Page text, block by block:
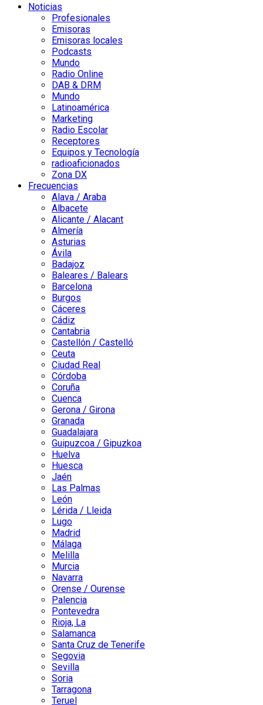
Noticias
Profesionales
Emisoras
Emisoras locales
Podcasts
Mundo
Radio Online
DAB & DRM
Mundo
Latinoamérica
Marketing
Radio Escolar
Receptores
Equipos y Tecnología
radioaficionados
Zona DX
Frecuencias
Alava / Araba
Albacete
Alicante / Alacant
Almería
Asturias
Ávila
Badajoz
Baleares / Balears
Barcelona
Burgos
Cáceres
Cádiz
Cantabria
Castellón / Castelló
Ceuta
Ciudad Real
Córdoba
Coruña
Cuenca
Gerona / Girona
Granada
Guadalajara
Guipuzcoa / Gipuzkoa
Huelva
Huesca
Jaén
Las Palmas
León
Lérida / Lleida
Lugo
Madrid
Málaga
Melilla
Murcia
Navarra
Orense / Ourense
Palencia
Pontevedra
Rioja, La
Salamanca
Santa Cruz de Tenerife
Segovia
Sevilla
Soria
Tarragona
Teruel